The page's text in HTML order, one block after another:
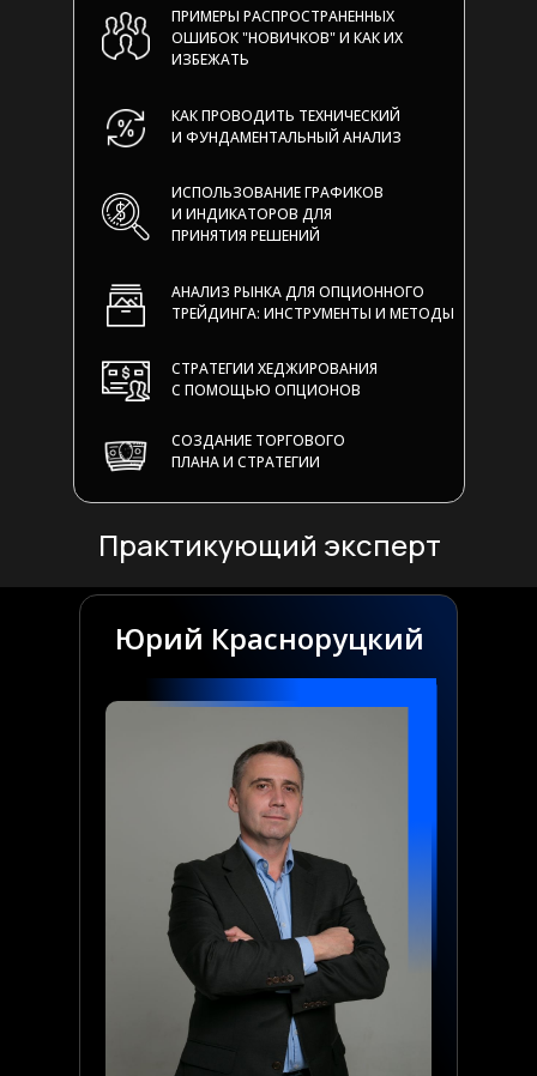
СОЗДАНИЕ ТОРГОВОГО
ПЛАНА И СТРАТЕГИИ
СТРАТЕГИИ ХЕДЖИРОВАНИЯ
С ПОМОЩЬЮ ОПЦИОНОВ
ПРИМЕРЫ РАСПРОСТРАНЕННЫХ
ОШИБОК "НОВИЧКОВ" И КАК ИХ
ИЗБЕЖАТЬ
КАК ПРОВОДИТЬ ТЕХНИЧЕСКИЙ
И ФУНДАМЕНТАЛЬНЫЙ АНАЛИЗ
ИСПОЛЬЗОВАНИЕ ГРАФИКОВ
И ИНДИКАТОРОВ ДЛЯ
ПРИНЯТИЯ РЕШЕНИЙ
АНАЛИЗ РЫНКА ДЛЯ ОПЦИОННОГО
ТРЕЙДИНГА: ИНСТРУМЕНТЫ И МЕТОДЫ
Практикующий эксперт
Юрий Красноруцкий